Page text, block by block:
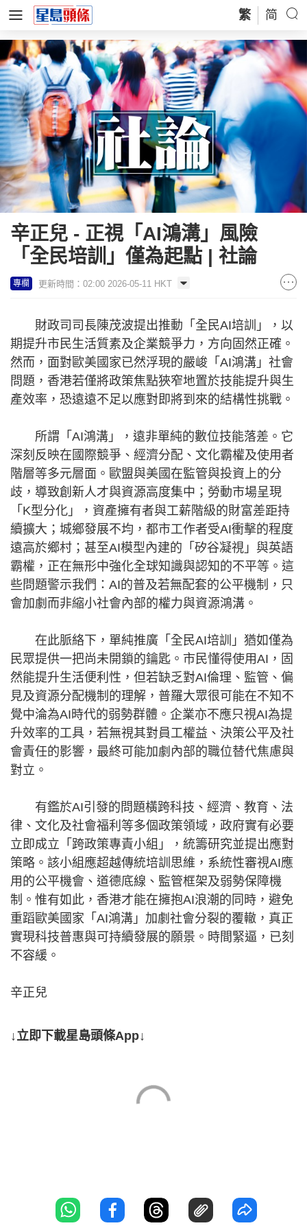
繁 简
辛正兒 - 正視「AI鴻溝」風險
「全民培訓」僅為起點 | 社論
專欄 更新時間：02:00 2026-05-11 HKT
財政司司長陳茂波提出推動「全民AI培訓」，以
期提升市民生活質素及企業競爭力，方向固然正確。
然而，面對歐美國家已然浮現的嚴峻「AI鴻溝」社會
問題，香港若僅將政策焦點狹窄地置於技能提升與生
產效率，恐遠遠不足以應對即將到來的結構性挑戰。
所謂「AI鴻溝」，遠非單純的數位技能落差。它
深刻反映在國際競爭、經濟分配、文化霸權及使用者
階層等多元層面。歐盟與美國在監管與投資上的分
歧，導致創新人才與資源高度集中；勞動市場呈現
「K型分化」，資產擁有者與工薪階級的財富差距持
續擴大；城鄉發展不均，都市工作者受AI衝擊的程度
遠高於鄉村；甚至AI模型內建的「矽谷凝視」與英語
霸權，正在無形中強化全球知識與認知的不平等。這
些問題警示我們：AI的普及若無配套的公平機制，只
會加劇而非縮小社會內部的權力與資源鴻溝。
在此脈絡下，單純推廣「全民AI培訓」猶如僅為
民眾提供一把尚未開鎖的鑰匙。市民懂得使用AI，固
然能提升生活便利性，但若缺乏對AI倫理、監管、偏
見及資源分配機制的理解，普羅大眾很可能在不知不
覺中淪為AI時代的弱勢群體。企業亦不應只視AI為提
升效率的工具，若無視其對員工權益、決策公平及社
會責任的影響，最終可能加劇內部的職位替代焦慮與
對立。
有鑑於AI引發的問題橫跨科技、經濟、教育、法
律、文化及社會福利等多個政策領域，政府實有必要
立即成立「跨政策專責小組」，統籌研究並提出應對
策略。該小組應超越傳統培訓思維，系統性審視AI應
用的公平機會、道德底線、監管框架及弱勢保障機
制。惟有如此，香港才能在擁抱AI浪潮的同時，避免
重蹈歐美國家「AI鴻溝」加劇社會分裂的覆轍，真正
實現科技普惠與可持續發展的願景。時間緊逼，已刻
不容緩。
辛正兒
↓立即下載星島頭條App↓